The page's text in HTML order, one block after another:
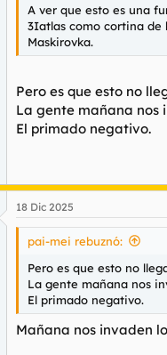
A ver que esto es una
3Iatlas como cortina de
Maskirovka.
Pero es que esto no
La gente mañana nos
El primado negativo.
18 Dic 2025
pai-mei rebuznó:
Pero es que esto no
La gente mañana nos
El primado negativo.
Mañana nos invaden